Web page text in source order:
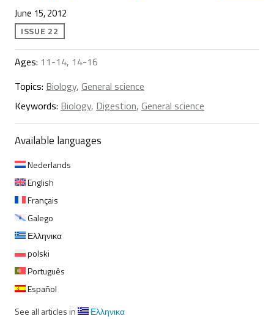
June 15, 2012
ISSUE 22
Ages: 11-14, 14-16
Topics: Biology, General science
Keywords: Biology, Digestion, General science
Available languages
Nederlands
English
Français
Galego
Ελληνικα
polski
Português
Español
See all articles in
Ελληνικα